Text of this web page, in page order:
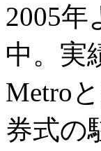
2005年
中。実
Metro
券式の